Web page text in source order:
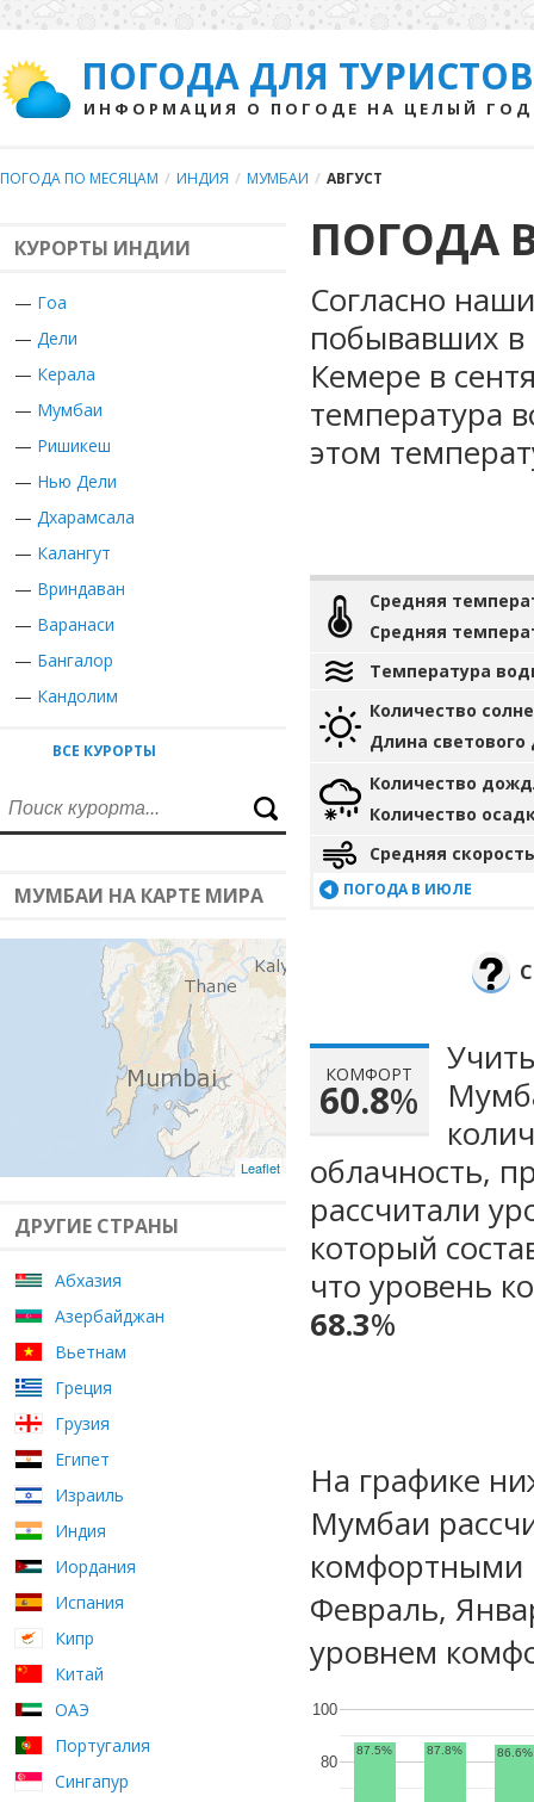
ПОГОДА ДЛЯ ТУРИСТОВ
ИНФОРМАЦИЯ О ПОГОДЕ НА ЦЕЛЫЙ ГОД
ПОГОДА ПО МЕСЯЦАМ / ИНДИЯ / МУМБАИ / АВГУСТ
КУРОРТЫ ИНДИИ
— Гоа
— Дели
— Керала
— Мумбаи
— Ришикеш
— Нью Дели
— Дхарамсала
— Калангут
— Вриндаван
— Варанаси
— Бангалор
— Кандолим
ВСЕ КУРОРТЫ
МУМБАИ НА КАРТЕ МИРА
Leaflet
ДРУГИЕ СТРАНЫ
Абхазия
Азербайджан
Вьетнам
Греция
Грузия
Египет
Израиль
Индия
Иордания
Испания
Кипр
Китай
ОАЭ
Португалия
Сингапур
ПОГОДА
Согласно
побывавших в
Кемере в
температура
этом
Средняя
Средняя
Температура
Количество
Длина светового
Количество
Количество
Средняя
ПОГОДА В ИЮЛЕ
КОМФОРТ
60.8%
облачность,
рассчитали
который
что уровень
68.3%
На графике
Мумбаи
комфортными
Февраль,
уровнем
80
100
87.5% 87.8% 86.6%